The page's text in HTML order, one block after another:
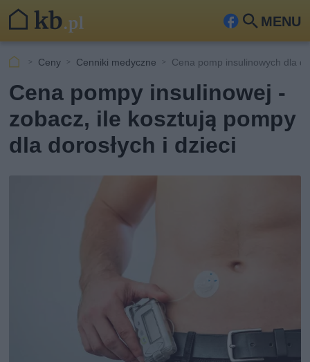
MENU
Fa
ook
Szu
kaj
Ceny Cenniki medyczne Cena pomp insulinowych dla
Cena pompy insulinowej -
zobacz, ile kosztują pompy
dla dorosłych i dzieci